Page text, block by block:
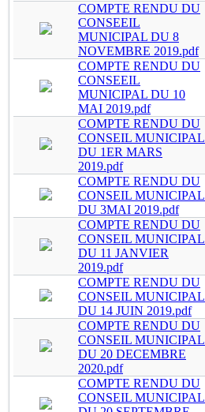
COMPTE RENDU DU
CONSEEIL
MUNICIPAL DU 8
NOVEMBRE 2019.pdf
COMPTE RENDU DU
CONSEEIL
MUNICIPAL DU 10
MAI 2019.pdf
COMPTE RENDU DU
CONSEIL MUNICIPAL
DU 1ER MARS
2019.pdf
COMPTE RENDU DU
CONSEIL MUNICIPAL
DU 3MAI 2019.pdf
COMPTE RENDU DU
CONSEIL MUNICIPAL
DU 11 JANVIER
2019.pdf
COMPTE RENDU DU
CONSEIL MUNICIPAL
DU 14 JUIN 2019.pdf
COMPTE RENDU DU
CONSEIL MUNICIPAL
DU 20 DECEMBRE
2020.pdf
COMPTE RENDU DU
CONSEIL MUNICIPAL